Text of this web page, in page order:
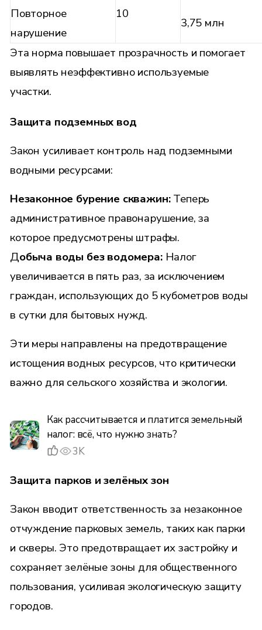
Повторное
нарушение
10
3,75 млн
Эта норма повышает прозрачность и помогает
выявлять неэффективно используемые
участки.
Защита подземных вод
Закон усиливает контроль над подземными
водными ресурсами:
Незаконное бурение скважин:Теперь
административное правонарушение, за
которое предусмотрены штрафы.
Добыча воды без водомера:Налог
увеличивается в пять раз, за исключением
граждан, использующих до 5 кубометров воды
в сутки для бытовых нужд.
Эти меры направлены на предотвращение
истощения водных ресурсов, что критически
важно для сельского хозяйства и экологии.
Как рассчитывается и платится земельный
налог: всё, что нужно знать?
3K
Защита парков и зелёных зон
Закон вводит ответственность за незаконное
отчуждение парковых земель, таких как парки
и скверы. Это предотвращает их застройку и
сохраняет зелёные зоны для общественного
пользования, усиливая экологическую защиту
городов.